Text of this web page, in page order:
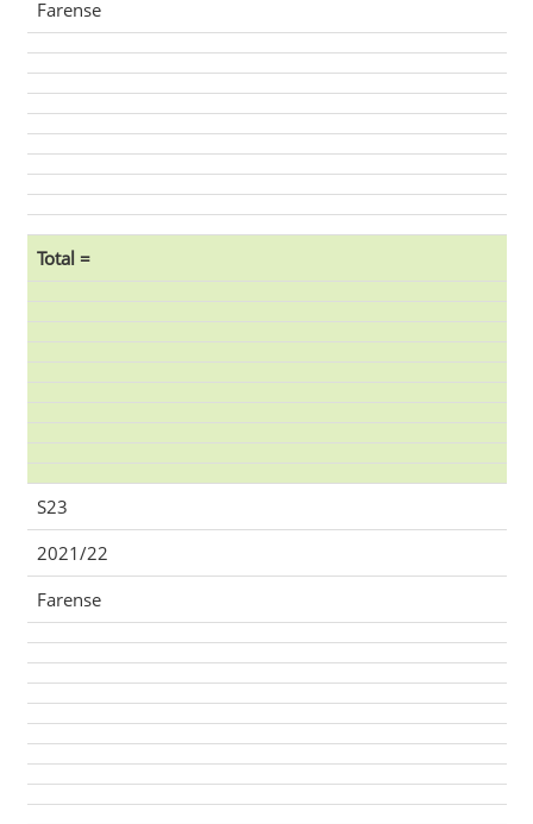
Farense
Total =
S23
2021/22
Farense